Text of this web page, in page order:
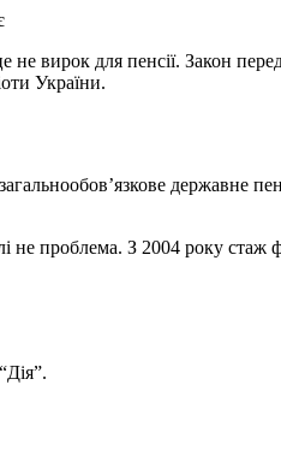
вирок для пенсії. Закон
України.
державне
не проблема. З 2004 року